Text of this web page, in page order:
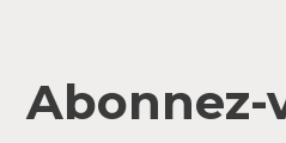
Abonnez-